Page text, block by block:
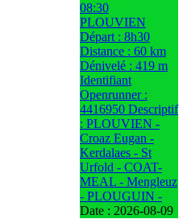
08:30
PLOUVIEN
Départ : 8h30
Distance : 60 km
Dénivelé : 419 m
Identifiant
Openrunner :
4416950 Descriptif
: PLOUVIEN -
Croaz Eugan -
Kerdalaes - St
Urfold - COAT-
MEAL - Mengleuz
- PLOUGUIN -
Date : 2026-08-09